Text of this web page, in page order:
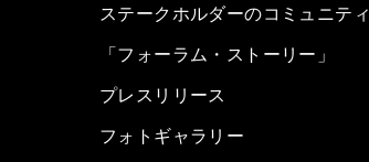
ステークホルダーのコミュニティ
「フォーラム・ストーリー」
プレスリリース
フォトギャラリー